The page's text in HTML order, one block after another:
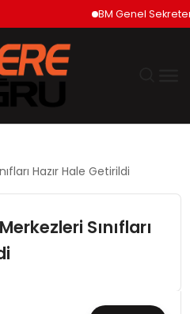
BM Genel Sekreteri
Hazır Hale Getirildi
Sınıfları